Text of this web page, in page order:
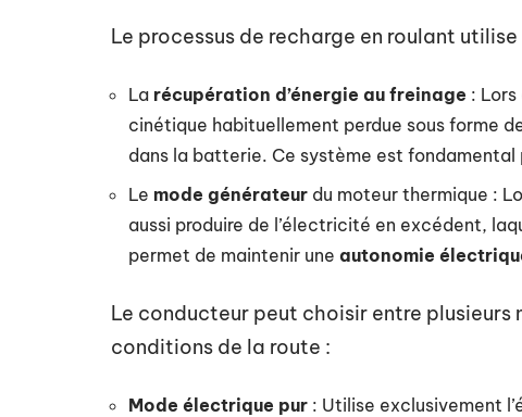
Le processus de recharge en roulant
La récupération d’énergie au freinage :
cinétique habituellement perdue sous forme
dans la batterie. Ce système est
Le mode générateur du moteur thermique :
aussi produire de l’électricité en excédent,
permet de maintenir une autonomie
Le conducteur peut choisir entre plusieurs
conditions de la route :
Mode électrique pur : Utilise exclusivement